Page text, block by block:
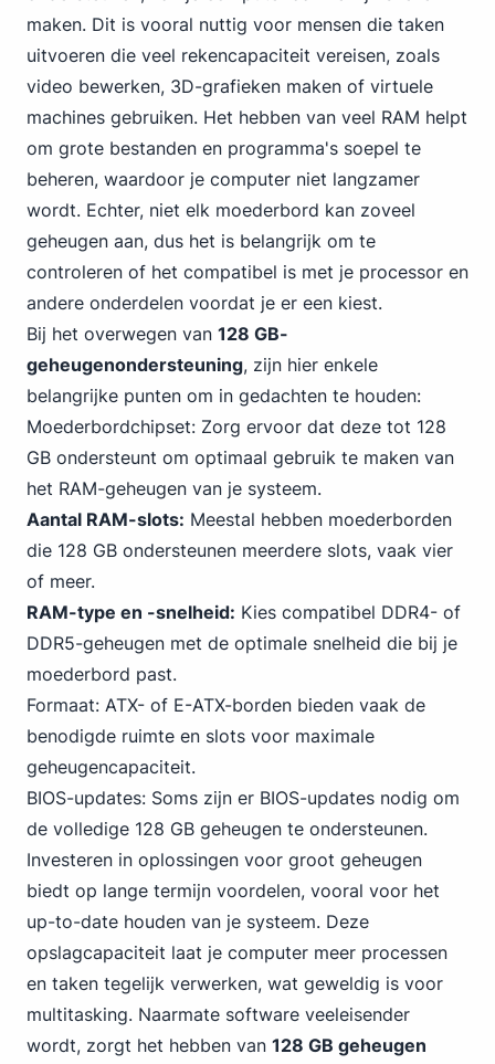
maken. Dit is vooral nuttig voor mensen die taken
uitvoeren die veel rekencapaciteit vereisen, zoals
video bewerken, 3D-grafieken maken of virtuele
machines gebruiken. Het hebben van veel RAM helpt
om grote bestanden en programma's soepel te
beheren, waardoor je computer niet langzamer
wordt. Echter, niet elk moederbord kan zoveel
geheugen aan, dus het is belangrijk om te
controleren of het compatibel is met je processor en
andere onderdelen voordat je er een kiest.
Bij het overwegen van 128 GB-
geheugenondersteuning, zijn hier enkele
belangrijke punten om in gedachten te houden:
Moederbordchipset: Zorg ervoor dat deze tot 128
GB ondersteunt om optimaal gebruik te maken van
het RAM-geheugen van je systeem.
Aantal RAM-slots: Meestal hebben moederborden
die 128 GB ondersteunen meerdere slots, vaak vier
of meer.
RAM-type en -snelheid: Kies compatibel DDR4- of
DDR5-geheugen met de optimale snelheid die bij je
moederbord past.
Formaat: ATX- of E-ATX-borden bieden vaak de
benodigde ruimte en slots voor maximale
geheugencapaciteit.
BIOS-updates: Soms zijn er BIOS-updates nodig om
de volledige 128 GB geheugen te ondersteunen.
Investeren in oplossingen voor groot geheugen
biedt op lange termijn voordelen, vooral voor het
up-to-date houden van je systeem. Deze
opslagcapaciteit laat je computer meer processen
en taken tegelijk verwerken, wat geweldig is voor
multitasking. Naarmate software veeleisender
wordt, zorgt het hebben van 128 GB geheugen